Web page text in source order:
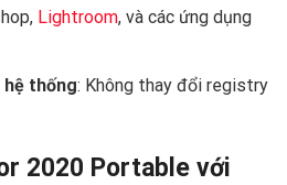
Lightroom, và các ứng dụng
hệ thống: Không thay đổi registry
2020 Portable với